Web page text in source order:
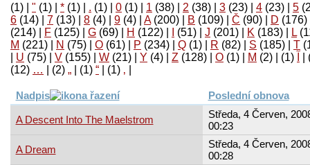
(1) " (1) * (1) . (1) 0 (1) 1 (38) 2 (38) 3 (23) 4 (23) 5
6 (14) 7 (13) 8 (4) 9 (4) A(200) B (109) Č (90) D (176)
(214)
F (125) G (69) H (122) (51) J (201) K (183) L
M (221) N (75) O (61) P (234) Q (1) R (82) S (185) T
U (75) V (155) W (21) Y (4) Z (128) Ο (1) М (2)
(1)
‚
(1)
“
(1)
„
(2)
…
(12)
Nadpis Poslední obnova
A Descent Into The Maelstrom
Středa, 4 Červen,
00:23
A Dream
Středa, 4 Červen,
00:28